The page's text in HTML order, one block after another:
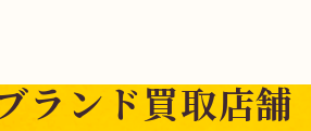
ランド買取店舗